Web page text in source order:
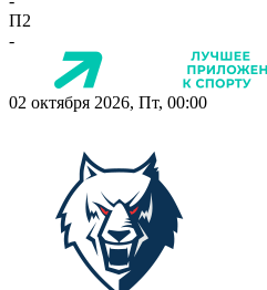
П2
-
02 октября 2026, Пт, 00:00